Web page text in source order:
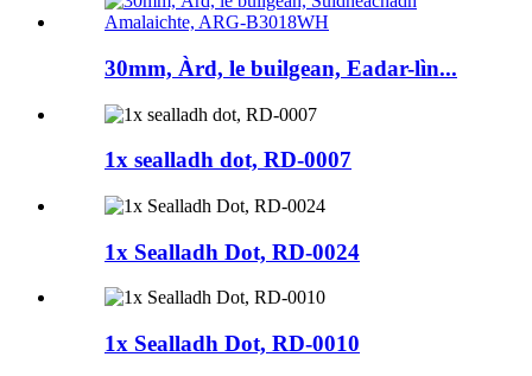
30mm, Àrd, le builgean, Eadar-lìn...
1x sealladh dot, RD-0007
1x Sealladh Dot, RD-0024
1x Sealladh Dot, RD-0010